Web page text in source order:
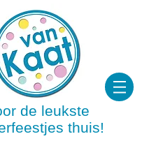
de leukste
thuis!